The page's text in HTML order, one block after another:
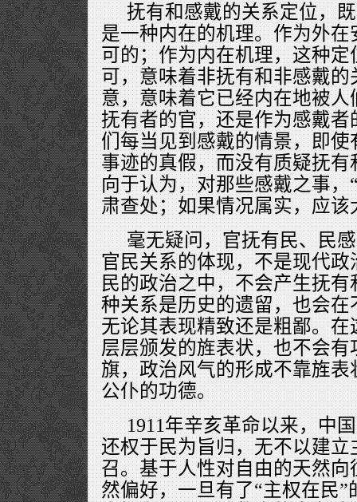
抚有和感戴的关系定位，
是一种内在的机理。作为外
可的；作为内在机理，这种
可，意味着非抚有和非感戴
意，意味着它已经内在地被
抚有者的官，还是作为感戴
们每当见到感戴的情景，即
事迹的真假，而没有质疑抚
向于认为，对那些感戴之事
肃查处；如果情况属实，应该
毫无疑问，官抚有民、民
官民关系的体现，不是现代
民的政治之中，不会产生抚
种关系是历史的遗留，也会
无论其表现精致还是粗鄙。
层层颁发的旌表状，也不会
旗，政治风气的形成不靠旌
公仆的功德。
1911年辛亥革命以来，中
还权于民为旨归，无不以建
召。基于人性对自由的天然
然偏好，一旦有了“主权在民